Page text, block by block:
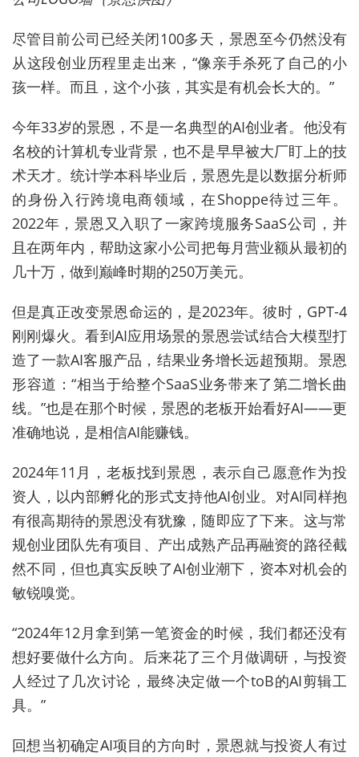
尽管目前公司已经关闭100多天，景恩至今仍然没有
从这段创业历程里走出来，“像亲手杀死了自己的小
孩一样。而且，这个小孩，其实是有机会长大的。”
今年33岁的景恩，不是一名典型的AI创业者。他没有
名校的计算机专业背景，也不是早早被大厂盯上的技
术天才。统计学本科毕业后，景恩先是以数据分析师
的身份入行跨境电商领域，在Shoppe待过三年。
2022年，景恩又入职了一家跨境服务SaaS公司，并
且在两年内，帮助这家小公司把每月营业额从最初的
几十万，做到巅峰时期的250万美元。
但是真正改变景恩命运的，是2023年。彼时，GPT-4
刚刚爆火。看到AI应用场景的景恩尝试结合大模型打
造了一款AI客服产品，结果业务增长远超预期。景恩
形容道：“相当于给整个SaaS业务带来了第二增长曲
线。”也是在那个时候，景恩的老板开始看好AI——更
准确地说，是相信AI能赚钱。
2024年11月，老板找到景恩，表示自己愿意作为投
资人，以内部孵化的形式支持他AI创业。对AI同样抱
有很高期待的景恩没有犹豫，随即应了下来。这与常
规创业团队先有项目、产出成熟产品再融资的路径截
然不同，但也真实反映了AI创业潮下，资本对机会的
敏锐嗅觉。
“2024年12月拿到第一笔资金的时候，我们都还没有
想好要做什么方向。后来花了三个月做调研，与投资
人经过了几次讨论，最终决定做一个toB的AI剪辑工
具。”
回想当初确定AI项目的方向时，景恩就与投资人有过